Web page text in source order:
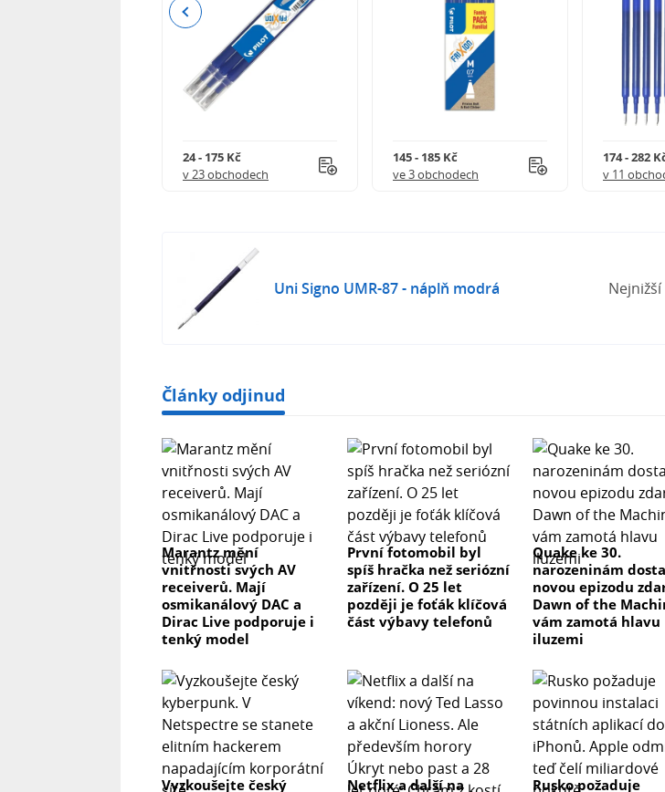
24 - 175 Kč
v 23 obchodech
145 - 185 Kč
ve 3 obchodech
174 - 282
v 11
Previous
Uni Signo UMR-87 - náplň modrá Nejnižší
Články odjinud
Marantz mění
vnitřnosti svých AV
receiverů. Mají
osmikanálový DAC a
Dirac Live podporuje i
tenký model
První fotomobil byl
spíš hračka než seriózní
zařízení. O 25 let
později je foťák klíčová
část výbavy telefonů
Quake ke 30.
narozeninám
novou epizodu
Dawn of the
vám zamotá hlavu
iluzemi
Vyzkoušejte český Netflix a další na Rusko požaduje